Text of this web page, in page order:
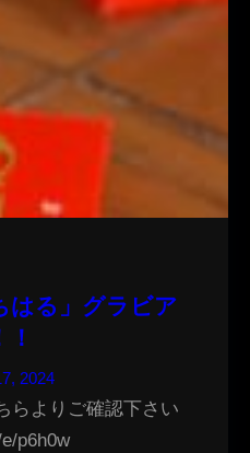
はる」グラビア
2024
らよりご確認下さい
p6h0w